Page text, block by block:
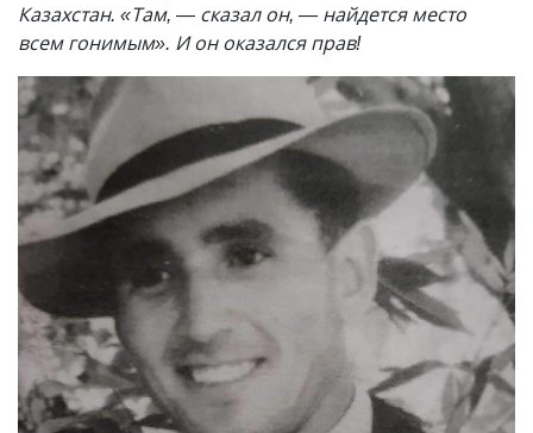
Казахстан. «Там, — сказал он, — найдется место
всем гонимым». И он оказался прав!